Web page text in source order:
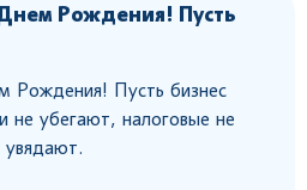
Рождения! Пусть
Рождения! Пусть бизнес
не убегают, налоговые не